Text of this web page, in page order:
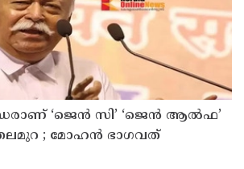
‘ജെൻ സി’ ‘ജെൻ ആൽഫ’
; മോഹൻ ഭാഗവത്